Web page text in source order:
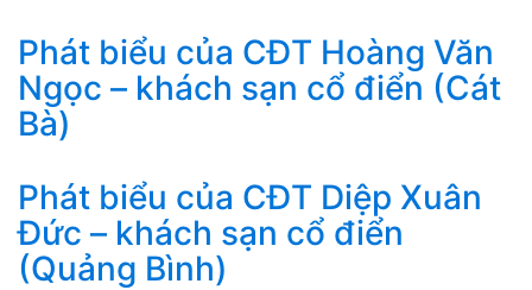
Phát biểu của CĐT Hoàng Văn
Ngọc – khách sạn cổ điển (Cát
Bà)
Phát biểu của CĐT Diệp Xuân
Đức – khách sạn cổ điển
(Quảng Bình)